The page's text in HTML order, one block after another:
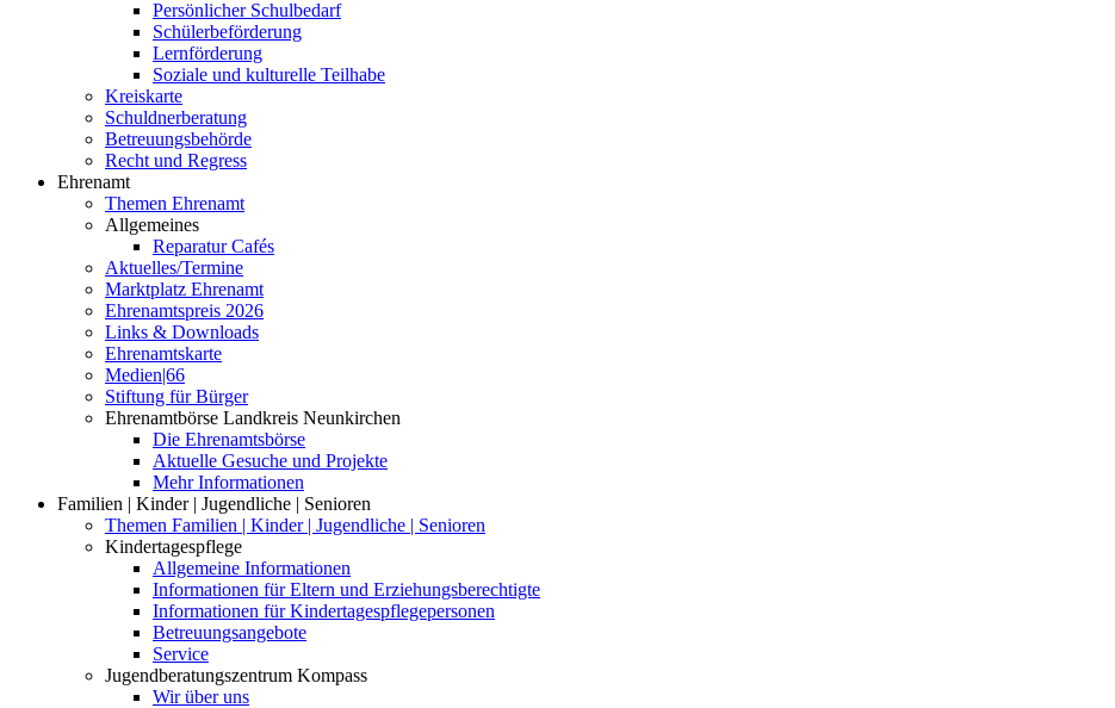
Persönlicher Schulbedarf
Schülerbeförderung
Lernförderung
Soziale und kulturelle Teilhabe
Kreiskarte
Schuldnerberatung
Betreuungsbehörde
Recht und Regress
Ehrenamt
Themen Ehrenamt
Allgemeines
Reparatur Cafés
Aktuelles/Termine
Marktplatz Ehrenamt
Ehrenamtspreis 2026
Links & Downloads
Ehrenamtskarte
Medien|66
Stiftung für Bürger
Ehrenamtbörse Landkreis Neunkirchen
Die Ehrenamtsbörse
Aktuelle Gesuche und Projekte
Mehr Informationen
Familien | Kinder | Jugendliche | Senioren
Themen Familien | Kinder | Jugendliche | Senioren
Kindertagespflege
Allgemeine Informationen
Informationen für Eltern und Erziehungsberechtigte
Informationen für Kindertagespflegepersonen
Betreuungsangebote
Service
Jugendberatungszentrum Kompass
Wir über uns